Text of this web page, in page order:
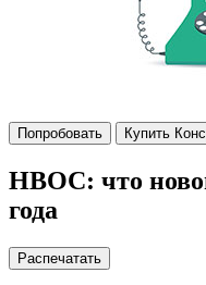
Попробовать Купить
НВОС: что
года
Распечатать